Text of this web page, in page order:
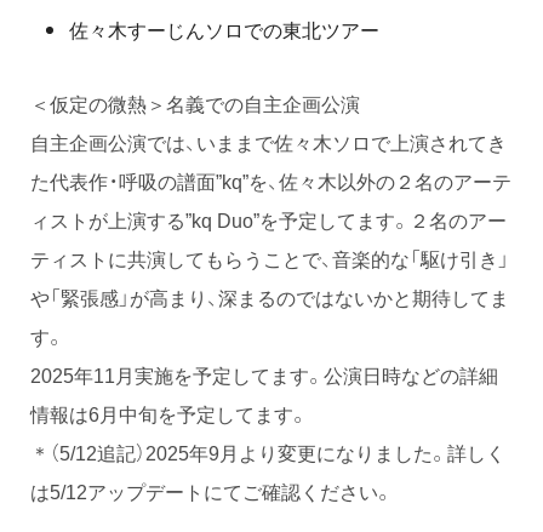
佐々木すーじんソロでの東北ツアー
＜仮定の微熱＞名義での自主企画公演
自主企画公演では、いままで佐々木ソロで上演されてき
た代表作・呼吸の譜面”kq”を、佐々木以外の２名のアーテ
ィストが上演する”kq Duo”を予定してます。２名のアー
ティストに共演してもらうことで、音楽的な「駆け引き」
や「緊張感」が高まり、深まるのではないかと期待してま
す。
2025年11月実施を予定してます。公演日時などの詳細
情報は6月中旬を予定してます。
＊（5/12追記）2025年9月より変更になりました。詳しく
は5/12アップデートにてご確認ください。